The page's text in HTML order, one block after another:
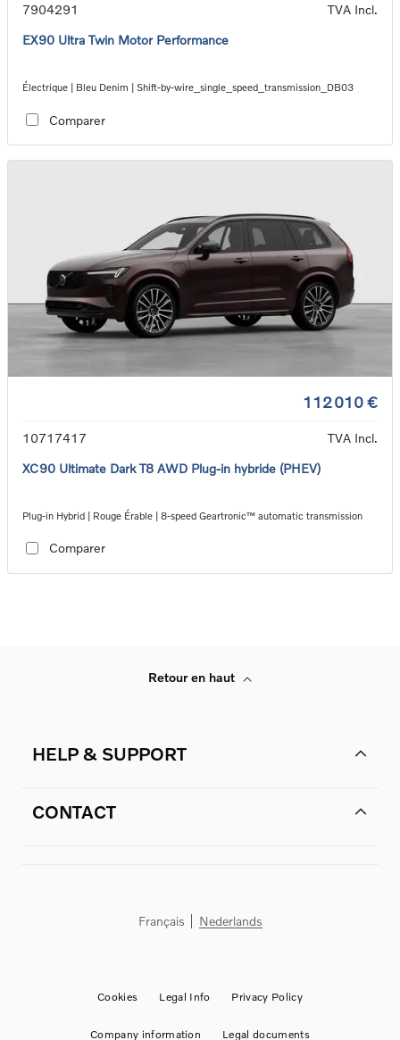
7904291
TVA Incl.
EX90 Ultra Twin Motor Performance
Électrique | Bleu Denim | Shift-by-wire_single_speed_transmission_DB03
Comparer
112 010 €
10717417
TVA Incl.
XC90 Ultimate Dark T8 AWD Plug-in hybride (PHEV)
Plug-in Hybrid | Rouge Érable | 8-speed Geartronic™ automatic transmission
Comparer
Retour en haut
HELP & SUPPORT
CONTACT
Français Nederlands
Cookies Legal Info Privacy Policy
Company information Legal documents